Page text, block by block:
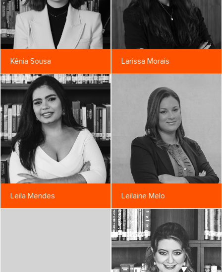
Kênia Sousa Larissa Morais
Leila Mendes Leilaine Melo